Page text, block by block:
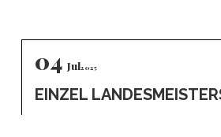
04 Jul2025
EINZEL